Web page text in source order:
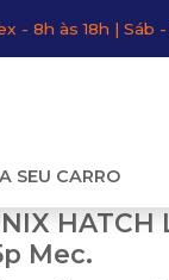
- 8h às 18h | Sáb -
SEU CARRO
HATCH
Mec.